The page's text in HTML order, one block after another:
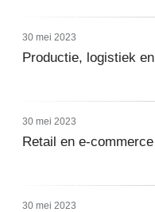
30 mei 2023
Productie, logistiek
30 mei 2023
Retail en e-
30 mei 2023